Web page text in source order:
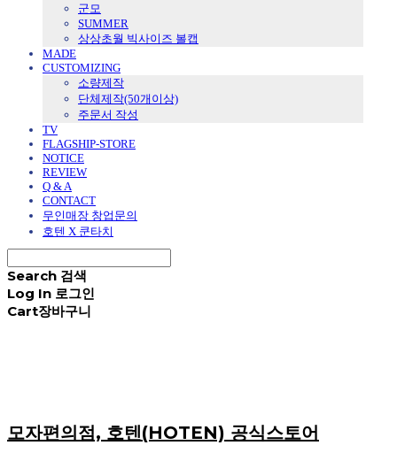
군모
SUMMER
상상초월 빅사이즈 볼캡
MADE
CUSTOMIZING
소량제작
단체제작(50개이상)
주문서 작성
TV
FLAGSHIP-STORE
NOTICE
REVIEW
Q & A
CONTACT
무인매장 창업문의
호텐 X 쿤타치
Search 검색
Log In 로그인
Cart장바구니
모자편의점, 호텐(HOTEN) 공식스토어